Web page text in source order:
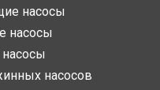
насосы
насосы
насосов